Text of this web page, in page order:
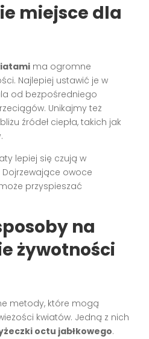
miejsce dla
ma ogromne
Najlepiej ustawić je w
od bezpośredniego
Unikajmy też
źródeł ciepła, takich jak
lepiej się czują w
owoce
przyspieszać
na
żywotności
metody, które mogą
kwiatów. Jedną z nich
octu jabłkowego.